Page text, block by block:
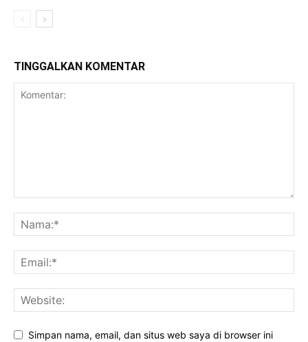
TINGGALKAN KOMENTAR
Simpan nama, email, dan situs web saya di browser ini